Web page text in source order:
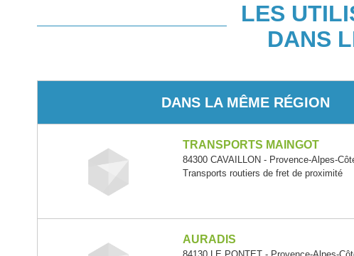
LES
DANS
DANS LA MÊME RÉGION
TRANSPORTS MAINGOT
84300 CAVAILLON - Provence-Alpes-
Transports routiers de fret de proximité
AURADIS
84130 LE PONTET - Provence-Alpes-